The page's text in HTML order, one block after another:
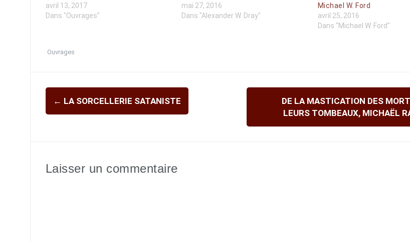
avril 13, 2017
Dans "Ouvrages"
mai 27, 2016
Dans "Alexander W. Dray"
Michael W. Ford
avril 25, 2016
Dans "Michael W. Ford"
Ouvrages
Navigation
d'article
← LA SORCELLERIE SATANISTE
DE LA MASTICATION DES
LEURS TOMBEAUX, MICHAËL
Laisser un commentaire